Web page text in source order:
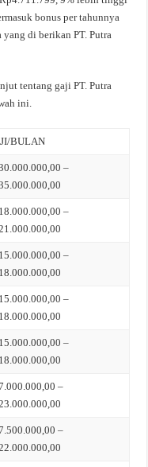
bonus per tahunnya
di berikan PT. Putra
tentang gaji PT. Putra
ini.
BULAN
–
–
–
–
–
–
–